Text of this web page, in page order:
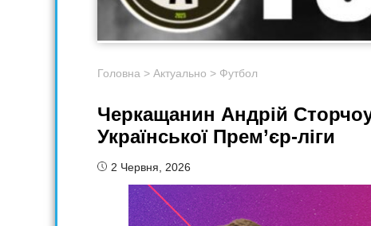
Головна > Актуально > Футбол
Черкащанин Андрій
Української Прем’єр-ліги
2 Червня, 2026